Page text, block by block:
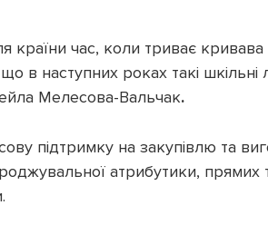
час, коли триває кривава
наступних роках такі шкільні
Мелесова-Вальчак.
підтримку на закупівлю та
атрибутики, прямих